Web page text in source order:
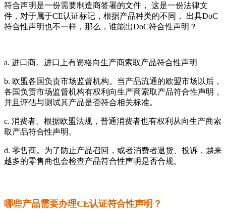
符合声明是一份需要制造商签署的文件， 这是一份法律文
件，对于属于CE认证标记，根据产品种类的不同， 出具DoC
符合性声明也不一样，那么，谁能出DoC符合性声明？
a. 进口商。进口上有资格向生产商索取产品符合性声明
b. 欧盟各国负责市场监督机构。当产品流通的欧盟市场以后，
各国负责市场监督机构有权利向生产商索取产品符合性声明，
并且评估与测试其产品是否符合相关标准。
c. 消费者。根据欧盟法规，普通消费者也有权利从向生产商索
取产品符合性声明。
d. 零售商。为了防止产品召回，或者消费者退货、投诉，越来
越多的零售商也会检查产品符合性声明是否合规。
哪些产品需要办理CE认证符合性声明？